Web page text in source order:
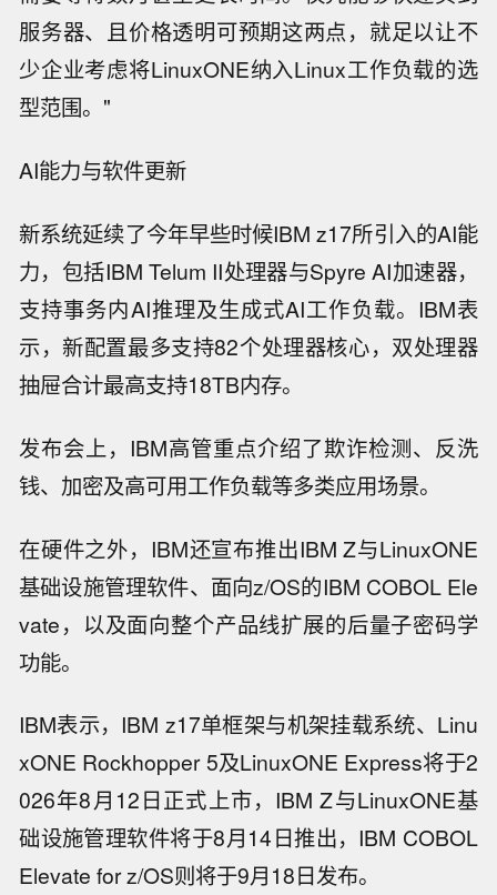
服务器、且价格透明可预期这两点，就足以让不
少企业考虑将LinuxONE纳入Linux工作负载的选
型范围。"
AI能力与软件更新
新系统延续了今年早些时候IBM z17所引入的AI能
力，包括IBM Telum II处理器与Spyre AI加速器，
支持事务内AI推理及生成式AI工作负载。IBM表
示，新配置最多支持82个处理器核心，双处理器
抽屉合计最高支持18TB内存。
发布会上，IBM高管重点介绍了欺诈检测、反洗
钱、加密及高可用工作负载等多类应用场景。
在硬件之外，IBM还宣布推出IBM Z与LinuxONE
基础设施管理软件、面向z/OS的IBM COBOL Ele
vate，以及面向整个产品线扩展的后量子密码学
功能。
IBM表示，IBM z17单框架与机架挂载系统、Linu
xONE Rockhopper 5及LinuxONE Express将于2
026年8月12日正式上市，IBM Z与LinuxONE基
础设施管理软件将于8月14日推出，IBM COBOL
Elevate for z/OS则将于9月18日发布。